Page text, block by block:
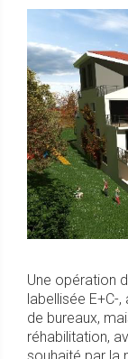
Une opération
labellisée
de bureaux,
réhabilitation,